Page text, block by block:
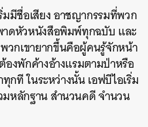
มมีชื่อเสียง อาชญากรรมที่พวก
าดหัวหนังสือพิมพ์ทุกฉบับ และ
วกเขายากขึ้นคือผู้คนรู้จักหน้า
องพักค้างอ้างแรมตามป่าหรือ
ทุกที ในระหว่างนั้น เอฟบีไอเริ่ม
หลักฐาน สำนวนคดี จำนวน